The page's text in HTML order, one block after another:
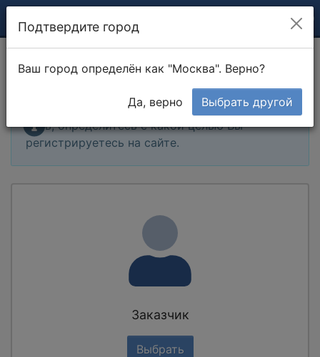
Регистрация на сайте
Для начала регистрации выберите кто Вы. То
есть, определитесь с какой целью Вы
регистрируетесь на сайте.
Заказчик
Выбрать
Подтвердите город
Ваш город определён как "Москва". Верно?
Да, верно Выбрать другой